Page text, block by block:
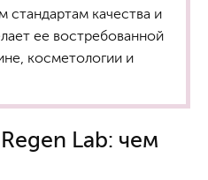
стандартам качества и
ее востребованной
косметологии и
Lab: чем